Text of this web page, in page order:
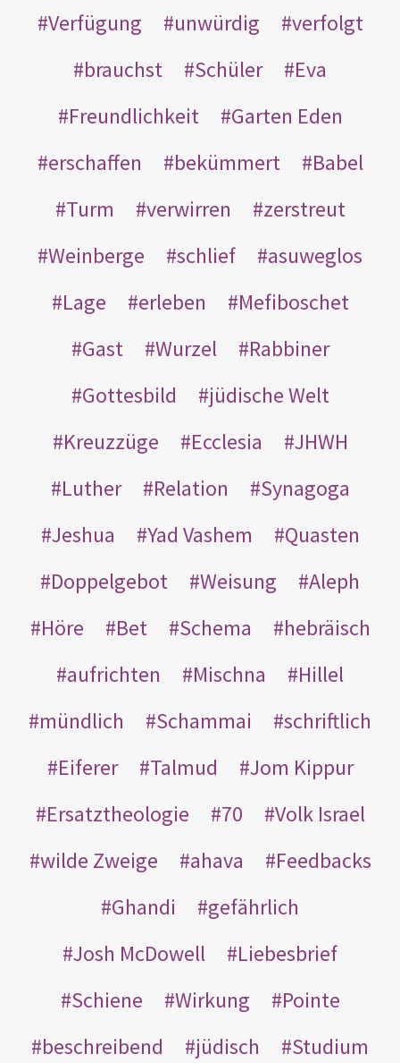
Verfügung
unwürdig
verfolgt
brauchst
Schüler
Eva
Freundlichkeit
Garten Eden
erschaffen
bekümmert
Babel
Turm
verwirren
zerstreut
Weinberge
schlief
asuweglos
Lage
erleben
Mefiboschet
Gast
Wurzel
Rabbiner
Gottesbild
jüdische Welt
Kreuzzüge
Ecclesia
JHWH
Luther
Relation
Synagoga
Jeshua
Yad Vashem
Quasten
Doppelgebot
Weisung
Aleph
Höre
Bet Schema
hebräisch
aufrichten
Mischna
Hillel
mündlich
Schammai
schriftlich
Eiferer
Talmud
Jom Kippur
Ersatztheologie
70
Volk Israel
wilde Zweige
ahava
Feedbacks
Ghandi
gefährlich
Josh McDowell
Liebesbrief
Schiene
Wirkung
Pointe
beschreibend
jüdisch Studium